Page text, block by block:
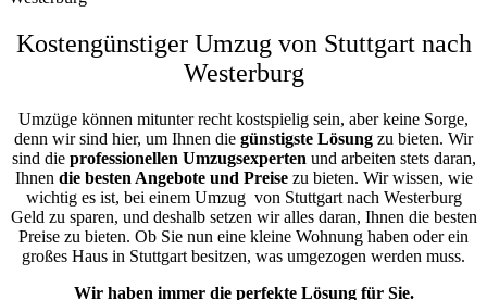
Kostengünstiger Umzug von Stuttgart nach
Westerburg
Umzüge können mitunter recht kostspielig sein, aber keine Sorge,
denn wir sind hier, um Ihnen die günstigste Lösung zu bieten. Wir
sind die professionellen Umzugsexperten und arbeiten stets daran,
Ihnen die besten Angebote und Preisezu bieten. Wir wissen, wie
wichtig es ist, bei einem Umzug von Stuttgart nach Westerburg
Geld zu sparen, und deshalb setzen wir alles daran, Ihnen die besten
Preise zu bieten. Ob Sie nun eine kleine Wohnung haben oder ein
großes Haus in Stuttgart besitzen, was umgezogen werden muss.
Wir haben immer die perfekte Lösung für Sie.